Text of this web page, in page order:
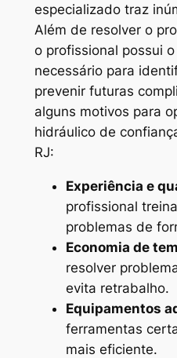
especializado traz
Além de resolver o
o profissional possui
necessário para
prevenir futuras
alguns motivos para
hidráulico de
RJ:
Experiência e
profissional
problemas de
Economia de
resolver
evita retrabalho.
Equipamentos
ferramentas
mais eficiente.